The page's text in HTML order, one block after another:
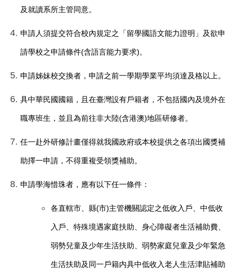
及就讀系所主管同意。
申請人須提交符合校內規定之「留學國語文能力證明」及欲申
請學校之申請條件(含語言能力要求)。
申請姊妹校交換者，申請之前一學期學業平均須達及格以上。
具中華民國國籍，且在臺灣設有戶籍者，不包括國內及境外在
職專班生，並且為前往非大陸(含港澳)地區研修者。
任一赴外研修計畫僅得就我國政府或本校提供之各項出國獎補
助擇一申請，不得重複受領獎補助。
申請學海惜珠者，應有以下任一條件：
各直轄市、縣(市)主管機關認定之低收入戶、中低收
入戶、特殊境遇家庭扶助、身心障礙者生活補助費、
弱勢兒童及少年生活扶助、弱勢家庭兒童及少年緊急
生活扶助及同一戶籍内具中低收入老人生活津貼補助